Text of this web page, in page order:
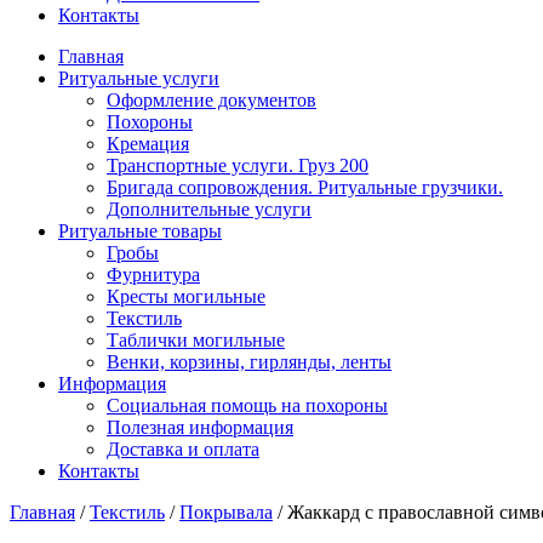
Контакты
Главная
Ритуальные услуги
Оформление документов
Похороны
Кремация
Транспортные услуги. Груз 200
Бригада сопровождения. Ритуальные грузчики.
Дополнительные услуги
Ритуальные товары
Гробы
Фурнитура
Кресты могильные
Текстиль
Таблички могильные
Венки, корзины, гирлянды, ленты
Информация
Социальная помощь на похороны
Полезная информация
Доставка и оплата
Контакты
Главная /Текстиль /Покрывала /Жаккард с православной